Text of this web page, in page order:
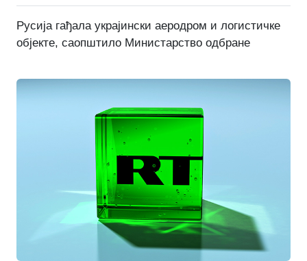
Русија гађала украјински аеродром и логистичке
објекте, саопштило Министарство одбране